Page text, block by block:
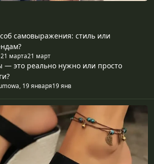
самовыражения: стиль или
21 марта21 март
это реально нужно или просто
, 19 января19 янв